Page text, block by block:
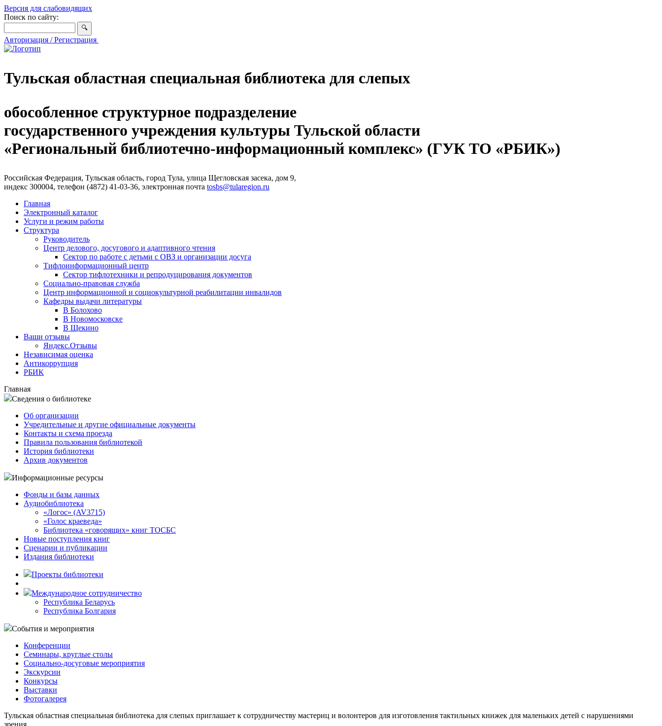
Версия для слабовидящих
Поиск по сайту:
Авторизация / Регистрация
Тульская областная специальная библиотека для слепых
обособленное структурное подразделение
государственного учреждения культуры Тульской области
«Региональный библиотечно-информационный комплекс» (ГУК ТО «РБИК»)
Российская Федерация, Тульская область, город Тула, улица Щегловская засека, дом 9,
индекс 300004, телефон (4872) 41-03-36, электронная почта tosbs@tularegion.ru
Главная
Электронный каталог
Услуги и режим работы
Структура
Руководитель
Центр делового, досугового и адаптивного чтения
Сектор по работе с детьми с ОВЗ и организации досуга
Тифлоинформационный центр
Сектор тифлотехники и репродуцирования документов
Социально-правовая служба
Центр информационной и социокультурной реабилитации инвалидов
Кафедры выдачи литературы
В Болохово
В Новомосковске
В Щекино
Ваши отзывы
Яндекс.Отзывы
Независимая оценка
Антикоррупция
РБИК
Главная
Сведения о библиотеке
Об организации
Учредительные и другие официальные документы
Контакты и схема проезда
Правила пользования библиотекой
История библиотеки
Архив документов
Информационные ресурсы
Фонды и базы данных
Аудиобиблиотека
«Логос» (AV3715)
«Голос краеведа»
Библиотека «говорящих» книг ТОСБС
Новые поступления книг
Сценарии и публикации
Издания библиотеки
Проекты библиотеки
Международное сотрудничество
Республика Беларусь
Республика Болгария
События и мероприятия
Конференции
Семинары, круглые столы
Социально-досуговые мероприятия
Экскурсии
Конкурсы
Выставки
Фотогалерея
Тульская областная специальная библиотека для слепых приглашает к сотрудничеству мастериц и волонтеров для изготовления тактильных книжек для маленьких детей с нарушениями
зрения.